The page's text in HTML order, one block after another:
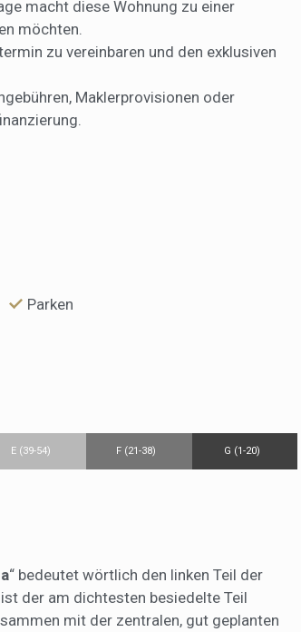
macht diese Wohnung zu einer
möchten.
zu vereinbaren und den exklusiven
Maklerprovisionen oder
Parken
E (39-54) F (21-38) G (1-20)
“ bedeutet wörtlich den linken Teil der
ist der am dichtesten besiedelte Teil
mit der zentralen, gut geplanten